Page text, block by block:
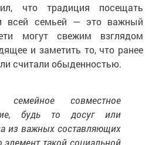
что традиция посещать
всей семьей — это важный
могут свежим взглядом
и заметить то, что ранее
считали обыденностью.
семейное совместное
будь то досуг или
из важных составляющих
элемент такой социальной